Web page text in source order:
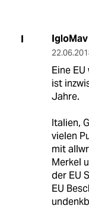
I IgloMav
Eine
ist
Jahre.
Italien,
vielen
mit
Merkel
der EU
EU